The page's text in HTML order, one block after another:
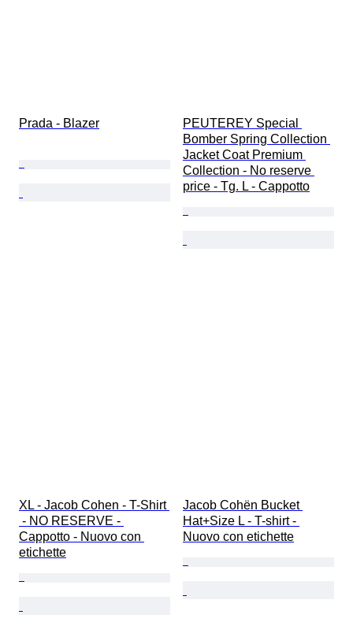
Prada - Blazer
PEUTEREY Special
Bomber Spring Collection
Jacket Coat Premium
Collection - No reserve
price - Tg. L - Cappotto
XL - Jacob Cohen - T-Shirt
- NO RESERVE -
Cappotto - Nuovo con
etichette
Jacob Cohën Bucket
Hat+Size L - T-shirt -
Nuovo con etichette